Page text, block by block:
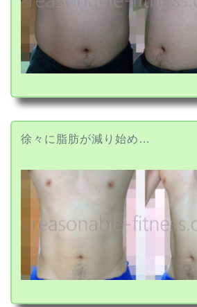
徐々に脂肪が減り始め…